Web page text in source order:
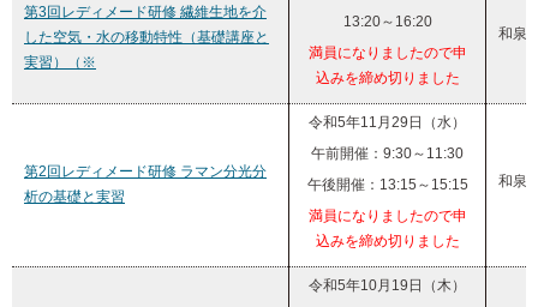
第3回レディメード研修 繊維生地を介
した空気・水の移動特性（基礎講座と
実習）（※
13:20～16:20
満員になりましたので申
込みを締め切りました
和泉
第2回レディメード研修 ラマン分光分
析の基礎と実習
令和5年11月29日（水）
午前開催：9:30～11:30
午後開催：13:15～15:15
満員になりましたので申
込みを締め切りました
和泉
令和5年10月19日（木）